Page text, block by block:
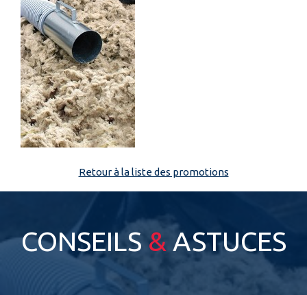
Retour à la liste des promotions
CONSEILS & ASTUCES